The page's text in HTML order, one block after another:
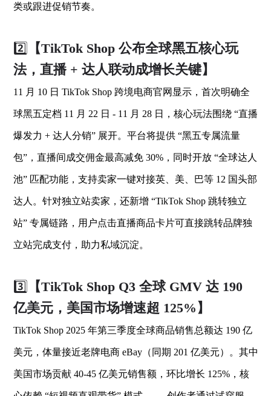
类或跟进促销节奏。
2️⃣
【TikTok Shop 公布全球黑五核心玩
法，直播 + 达人联动成增长关键】
11 月 10 日 TikTok Shop 跨境电商官网显示，首次明确全
球黑五定档 11 月 22 日 - 11 月 28 日，核心玩法围绕 “直播
爆发力 + 达人分销” 展开。平台将提供 “黑五专属流量
包”，直播间成交佣金最高减免 30%，同时开放 “全球达人
池” 匹配功能，支持卖家一键对接英、美、巴等 12 国头部
达人。针对独立站卖家，还新增 “TikTok Shop 跳转独立
站” 专属链路，用户点击直播商品卡片可直接跳转品牌独
立站完成支付，助力私域沉淀。
3️⃣
【TikTok Shop Q3 全球 GMV 达 190
亿美元，美国市场增速超 125%】
TikTok Shop 2025 年第三季度全球商品销售总额达 190 亿
美元，体量接近老牌电商 eBay（同期 201 亿美元）。其中
美国市场贡献 40-45 亿美元销售额，环比增长 125%，核